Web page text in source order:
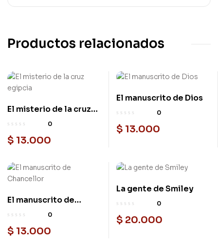
Productos relacionados
El misterio de la cruz
egipcia
0
$ 13.000
El manuscrito de Dios
0
$ 13.000
El manuscrito de
Chancellor
0
$ 13.000
La gente de Smiley
0
$ 20.000